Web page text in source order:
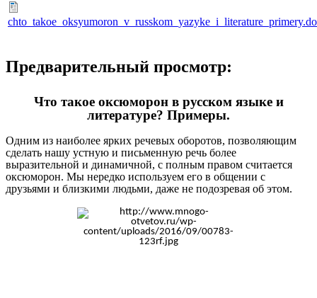
Предварительный просмотр:
Что такое оксюморон в русском языке и
литературе? Примеры.
Одним из наиболее ярких речевых оборотов, позволяющим
сделать нашу устную и письменную речь более
выразительной и динамичной, с полным правом считается
оксюморон. Мы нередко используем его в общении с
друзьями и близкими людьми, даже не подозревая об этом.